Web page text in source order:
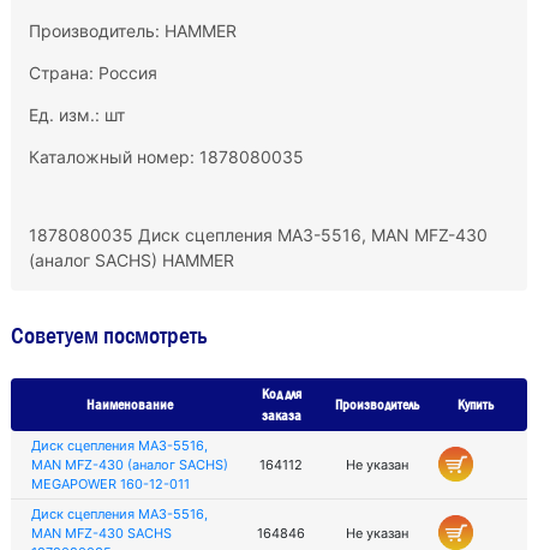
Производитель: HAMMER
Страна: Россия
Ед. изм.: шт
Каталожный номер: 1878080035
1878080035 Диск сцепления МАЗ-5516, MAN MFZ-430
(аналог SACHS) HAMMER
Советуем посмотреть
Наименование
Код для
заказа
Производитель Купить
Диск сцепления МАЗ-5516,
MAN MFZ-430 (аналог SACHS)
MEGAPOWER 160-12-011
164112 Не указан
Диск сцепления МАЗ-5516,
MAN MFZ-430 SACHS
164846 Не указан